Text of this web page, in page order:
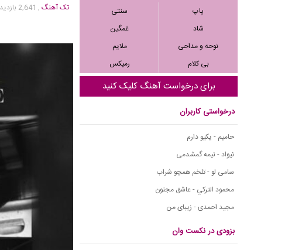
پاپ
سنتی
شاد
غمگین
نوحه و مداحی
ملایم
بی کلام
رمیکس
برای درخواست آهنگ کلیک کنید
درخواستی کاربران
حامیم - یکیو دارم
نیواد - نیمه گمشدمی
سامی لو - تلخم همچو شراب
محمود التركي - عاشق مجنون
مجید احمدی - زیبای من
بزودی در نکست وان
تک آهنگ, 2,641 بازدید